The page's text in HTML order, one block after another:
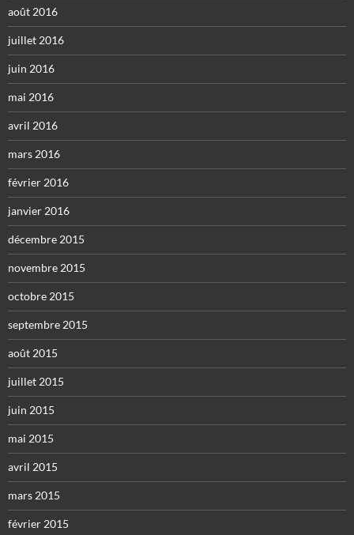
août 2016
juillet 2016
juin 2016
mai 2016
avril 2016
mars 2016
février 2016
janvier 2016
décembre 2015
novembre 2015
octobre 2015
septembre 2015
août 2015
juillet 2015
juin 2015
mai 2015
avril 2015
mars 2015
février 2015